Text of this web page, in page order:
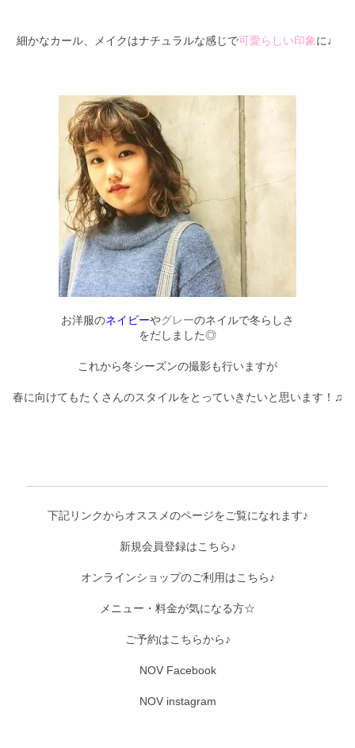
細かなカール、メイクはナチュラルな感じで可愛らしい印象に♩
お洋服のネイビーやグレーのネイルで冬らしさ
をだしました◎
これから冬シーズンの撮影も行いますが
春に向けてもたくさんのスタイルをとっていきたいと思います！♫
下記リンクからオススメのページをご覧になれます♪
新規会員登録はこちら♪
オンラインショップのご利用はこちら♪
メニュー・料金が気になる方☆
ご予約はこちらから♪
NOV Facebook
NOV instagram